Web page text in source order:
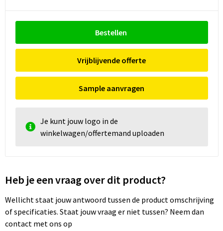
Bestellen
Vrijblijvende offerte
Sample aanvragen
Je kunt jouw logo in de
winkelwagen/offertemand uploaden
Heb je een vraag over dit product?
Wellicht staat jouw antwoord tussen de product omschrijving
of specificaties. Staat jouw vraag er niet tussen? Neem dan
contact met ons op